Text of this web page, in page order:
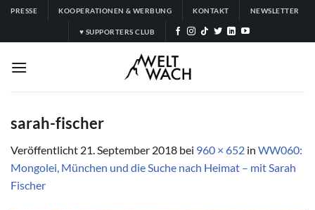
Zum
springen
PRESSE KOOPERATIONEN & WERBUNG KONTAKT NEWSLETTER
♥ SUPPORTERS CLUB
sarah-fischer
Veröffentlicht 21. September 2018 bei 960 × 652 in WW060:
Mongolei, München und die Suche nach Heimat – mit Sarah
Fischer